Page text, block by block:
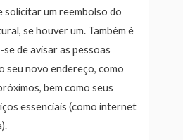
solicitar um reembolso do
se houver um. Também é
de avisar as pessoas
seu novo endereço, como
bem como seus
essenciais (como internet